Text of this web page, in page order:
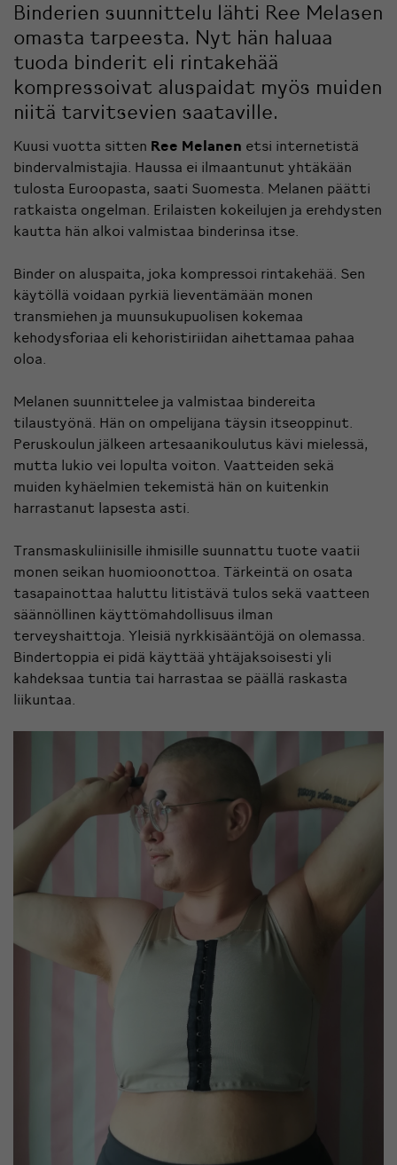
Binderien suunnittelu lähti Ree Melasen
omasta tarpeesta. Nyt hän haluaa
tuoda binderit eli rintakehää
kompressoivat aluspaidat myös muiden
niitä tarvitsevien saataville.
Kuusi vuotta sitten Ree Melanen etsi internetistä
bindervalmistajia. Haussa ei ilmaantunut yhtäkään
tulosta Euroopasta, saati Suomesta. Melanen päätti
ratkaista ongelman. Erilaisten kokeilujen ja erehdysten
kautta hän alkoi valmistaa binderinsa itse.
Binder on aluspaita, joka kompressoi rintakehää. Sen
käytöllä voidaan pyrkiä lieventämään monen
transmiehen ja muunsukupuolisen kokemaa
kehodysforiaa eli kehoristiriidan aihettamaa pahaa
oloa.
Melanen suunnittelee ja valmistaa bindereita
tilaustyönä. Hän on ompelijana täysin itseoppinut.
Peruskoulun jälkeen artesaanikoulutus kävi mielessä,
mutta lukio vei lopulta voiton. Vaatteiden sekä
muiden kyhäelmien tekemistä hän on kuitenkin
harrastanut lapsesta asti.
Transmaskuliinisille ihmisille suunnattu tuote vaatii
monen seikan huomioonottoa. Tärkeintä on osata
tasapainottaa haluttu litistävä tulos sekä vaatteen
säännöllinen käyttömahdollisuus ilman
terveyshaittoja. Yleisiä nyrkkisääntöjä on olemassa.
Bindertoppia ei pidä käyttää yhtäjaksoisesti yli
kahdeksaa tuntia tai harrastaa se päällä raskasta
liikuntaa.